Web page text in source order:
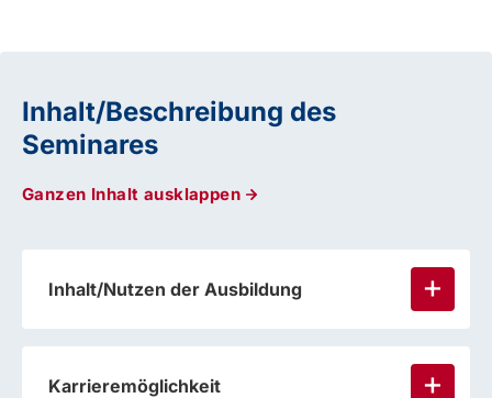
Inhalt/Beschreibung des
Seminares
Ganzen Inhalt ausklappen
Inhalt/Nutzen der Ausbildung
Karrieremöglichkeit